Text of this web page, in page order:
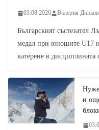
03.08.2026 Валерия
Българският състезател
медал при юношите U17
катерене в дисциплината
и